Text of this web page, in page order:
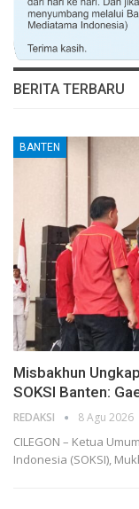
BERITA TERBARU
BANTEN
Misbakhun
SOKSI Banten:
REDAKSI 8 Agu 2026
CILEGON – Ketua
Indonesia (SOKSI),